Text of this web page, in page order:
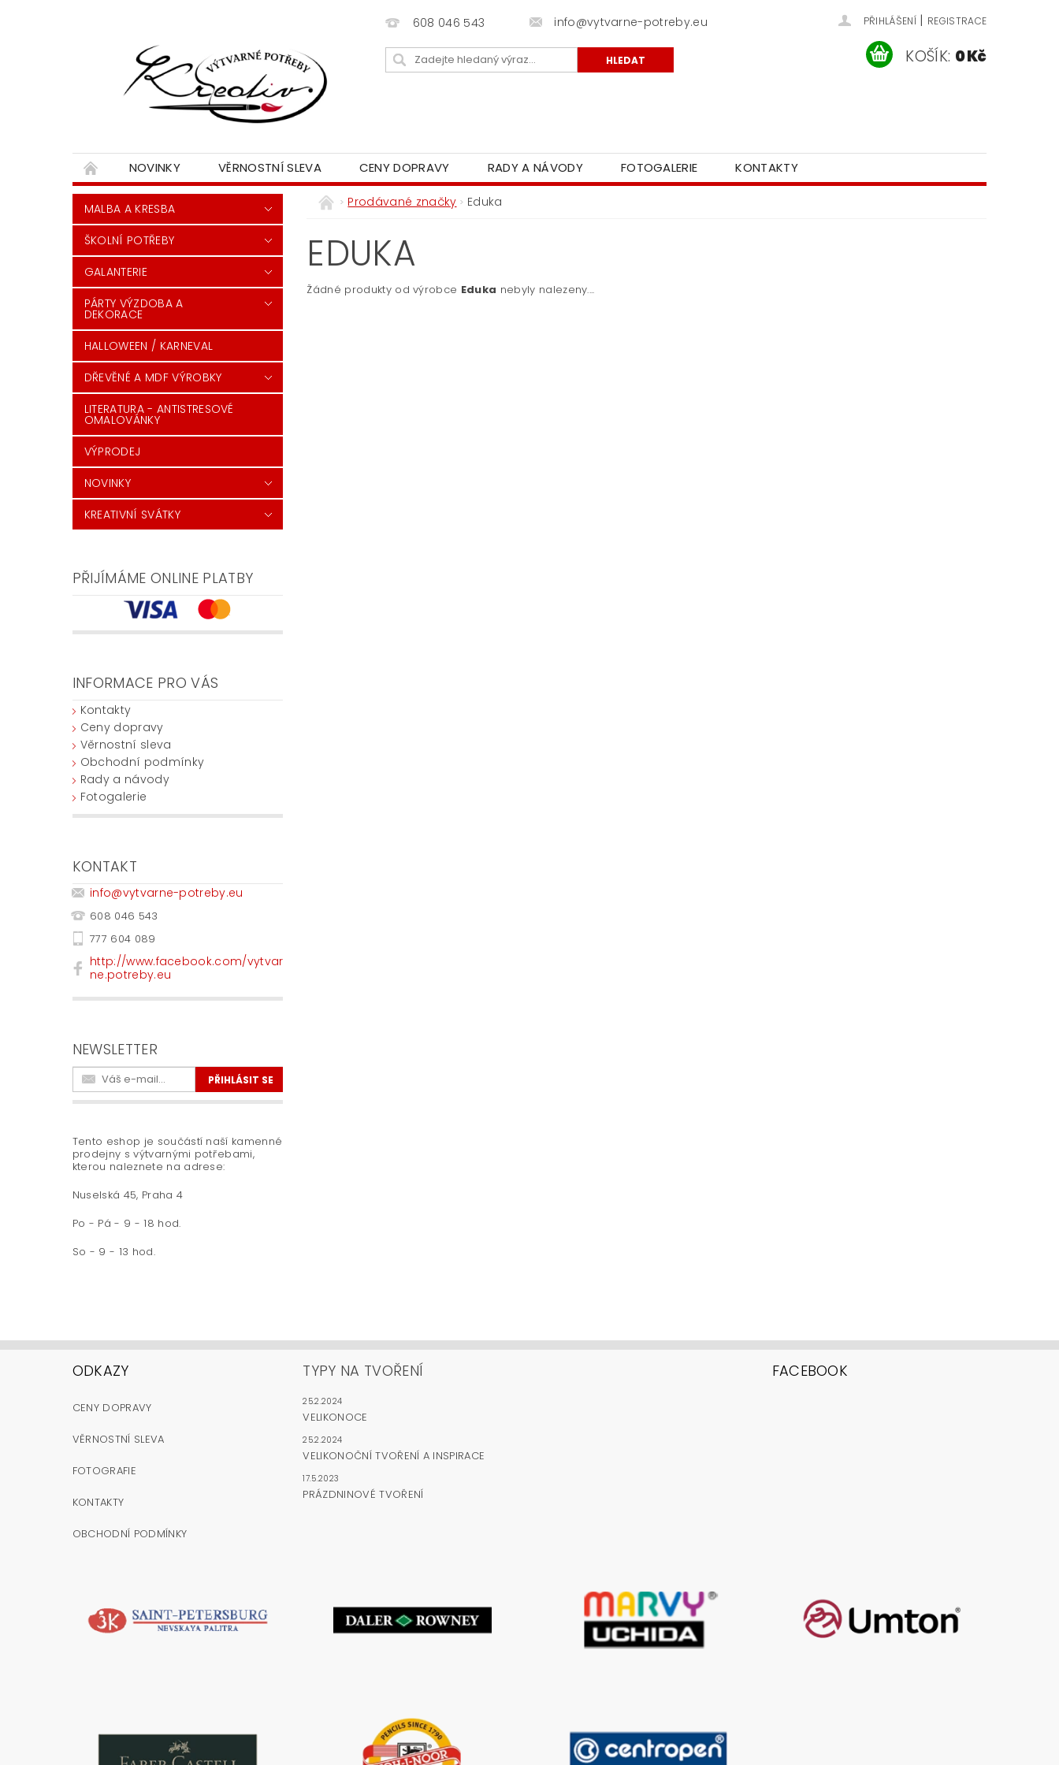
608 046 543 info@vytvarne-potreby.eu PŘIHLÁŠENÍ | REGISTRACE
KOŠÍK: 0 Kč
NOVINKY VĚRNOSTNÍ SLEVA CENY DOPRAVY RADY A NÁVODY FOTOGALERIE KONTAKTY
MALBA A KRESBA
ŠKOLNÍ POTŘEBY
GALANTERIE
PÁRTY VÝZDOBA A
DEKORACE
HALLOWEEN / KARNEVAL
DŘEVĚNÉ A MDF VÝROBKY
LITERATURA - ANTISTRESOVÉ
OMALOVÁNKY
VÝPRODEJ
NOVINKY
KREATIVNÍ SVÁTKY
PŘIJÍMÁME ONLINE PLATBY
INFORMACE PRO VÁS
Kontakty
Ceny dopravy
Věrnostní sleva
Obchodní podmínky
Rady a návody
Fotogalerie
KONTAKT
info@vytvarne-potreby.eu
608 046 543
777 604 089
http://www.facebook.com/vytvar
ne.potreby.eu
NEWSLETTER
Tento eshop je součástí naší kamenné
prodejny s výtvarnými potřebami,
kterou naleznete na adrese:
Nuselská 45, Praha 4
Po - Pá - 9 - 18 hod.
So - 9 - 13 hod.
Prodávané značky Eduka
EDUKA
Žádné produkty od výrobce Eduka nebyly nalezeny....
ODKAZY
CENY DOPRAVY
VĚRNOSTNÍ SLEVA
FOTOGRAFIE
KONTAKTY
OBCHODNÍ PODMÍNKY
TYPY NA TVOŘENÍ
25.2.2024
VELIKONOCE
25.2.2024
VELIKONOČNÍ TVOŘENÍ A INSPIRACE
17.5.2023
PRÁZDNINOVÉ TVOŘENÍ
FACEBOOK